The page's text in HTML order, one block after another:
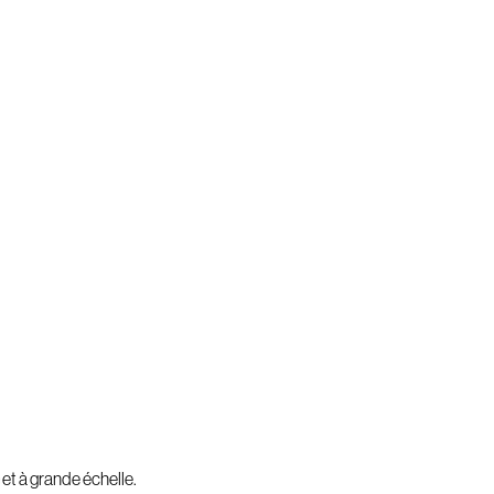
à grande échelle.